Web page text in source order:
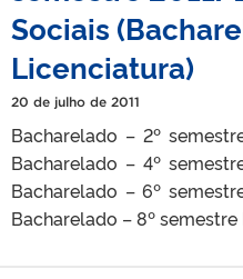
Sociais
Licenciatura)
20 de julho de 2011
Bacharelado – 2º
Bacharelado – 4º
Bacharelado – 6º
Bacharelado – 8º